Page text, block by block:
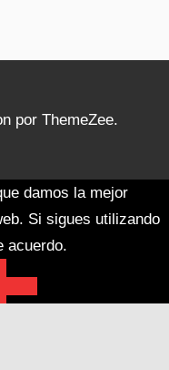
por ThemeZee.
damos la mejor
Si sigues utilizando
acuerdo.